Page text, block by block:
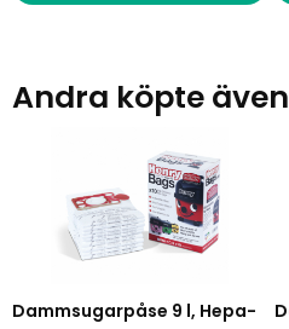
Andra köpte även
Dammsugarpåse 9 l, Hepa-